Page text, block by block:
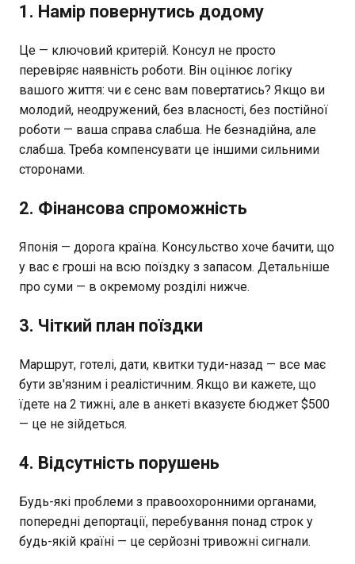
1. Намір повернутись додому
Це — ключовий критерій. Консул не просто
перевіряє наявність роботи. Він оцінює логіку
вашого життя: чи є сенс вам повертатись? Якщо ви
молодий, неодружений, без власності, без постійної
роботи — ваша справа слабша. Не безнадійна, але
слабша. Треба компенсувати це іншими сильними
сторонами.
2. Фінансова спроможність
Японія — дорога країна. Консульство хоче бачити, що
у вас є гроші на всю поїздку з запасом. Детальніше
про суми — в окремому розділі нижче.
3. Чіткий план поїздки
Маршрут, готелі, дати, квитки туди-назад — все має
бути зв'язним і реалістичним. Якщо ви кажете, що
їдете на 2 тижні, але в анкеті вказуєте бюджет $500
— це не зійдеться.
4. Відсутність порушень
Будь-які проблеми з правоохоронними органами,
попередні депортації, перебування понад строк у
будь-якій країні — це серйозні тривожні сигнали.